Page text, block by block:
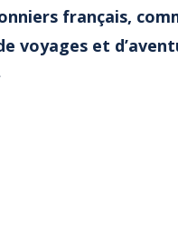
français,
voyages et